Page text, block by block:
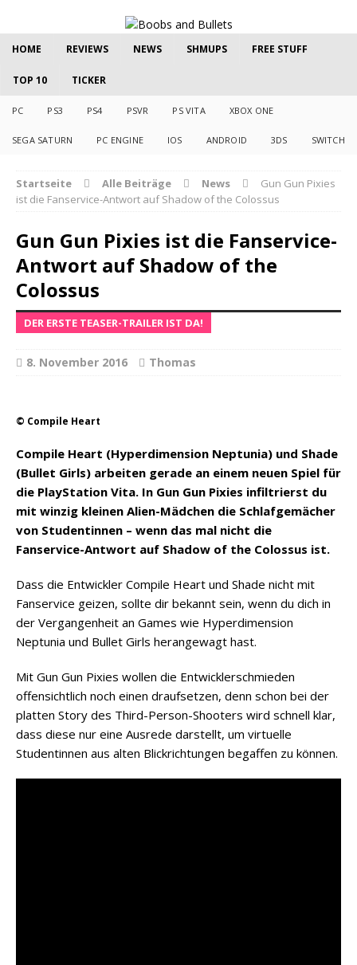
HOME REVIEWS NEWS SHMUPS FREE STUFF
TOP 10 TICKER
PC PS3 PS4 PSVR PS VITA XBOX ONE
SEGA SATURN PC ENGINE IOS ANDROID 3DS SWITCH
Startseite Alle Beiträge News
Gun Gun Pixies
ist die Fanservice-Antwort auf Shadow of the Colossus
Gun Gun Pixies ist die Fanservice-
Antwort auf Shadow of the
Colossus
DER ERSTE TEASER-TRAILER IST DA!
8. November 2016 Thomas
© Compile Heart
Compile Heart (Hyperdimension Neptunia) und Shade
(Bullet Girls) arbeiten gerade an einem neuen Spiel für
die PlayStation Vita. In Gun Gun Pixies infiltrierst du
mit winzig kleinen Alien-Mädchen die Schlafgemächer
von Studentinnen – wenn das mal nicht die
Fanservice-Antwort auf Shadow of the Colossus ist.
Dass die Entwickler Compile Heart und Shade nicht mit
Fanservice geizen, sollte dir bekannt sein, wenn du dich in
der Vergangenheit an Games wie Hyperdimension
Neptunia und Bullet Girls herangewagt hast.
Mit Gun Gun Pixies wollen die Entwicklerschmieden
offensichtlich noch einen draufsetzen, denn schon bei der
platten Story des Third-Person-Shooters wird schnell klar,
dass diese nur eine Ausrede darstellt, um virtuelle
Studentinnen aus alten Blickrichtungen begaffen zu können.